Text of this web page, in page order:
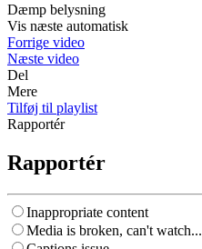
Dæmp belysning
Vis næste automatisk
Forrige video
Næste video
Del
Mere
Tilføj til playlist
Rapportér
Rapportér
Inappropriate content
Media is broken, can't watch...